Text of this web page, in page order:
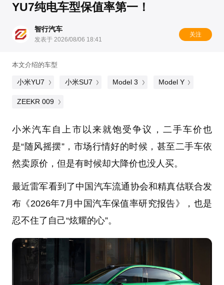
YU7纯电车型保值率第一！ ​
智行汽车
发表于 2026/08/06 18:41
关注
本文介绍的车型
小米YU7 小米SU7 Model 3 Model Y
ZEEKR 009
小米汽车自上市以来就饱受争议，二手车价也
是“随风摇摆”，市场行情好的时候，甚至二手车依
然卖原价，但是有时候却大降价也没人买。
最近雷军看到了中国汽车流通协会和精真估联合发
布《2026年7月中国汽车保值率研究报告》，也是
忍不住了自己“炫耀的心”。